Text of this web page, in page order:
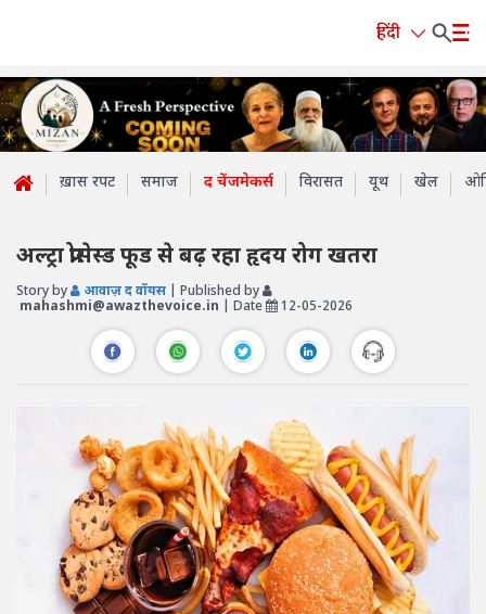
हिंदी
ख़ास रपट समाज द चेंजमेकर्स विरासत यूथ खेल
अल्ट्रा प्रोसेस्ड फूड से बढ़ रहा हृदय रोग खतरा
Story by आवाज़ द वॉयस
| Published by
mahashmi@awazthevoice.in | Date 12-05-2026